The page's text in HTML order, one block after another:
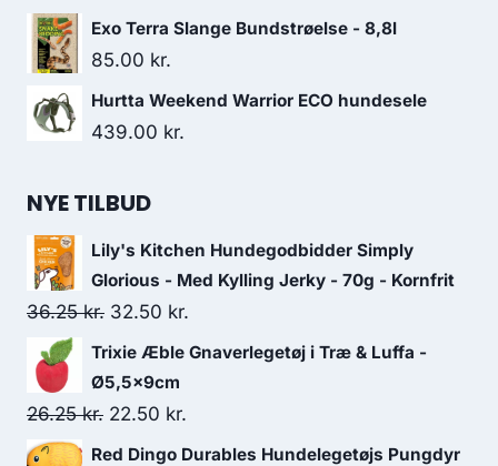
Exo Terra Slange Bundstrøelse - 8,8l
85.00 kr.
Hurtta Weekend Warrior ECO hundesele
439.00 kr.
NYE TILBUD
Lily's Kitchen Hundegodbidder Simply
Glorious - Med Kylling Jerky - 70g - Kornfrit
36.25kr. Den
oprindelige
pris
var:
36.25 kr..
32.50 kr.
aktuelle
32.50 kr..
Trixie Æble Gnaverlegetøj i Træ & Luffa -
Ø5,5x9cm
26.25kr. Den
oprindelige
22.50 kr.
aktuelle
Red Dingo Durables Hundelegetøjs Pungdyr